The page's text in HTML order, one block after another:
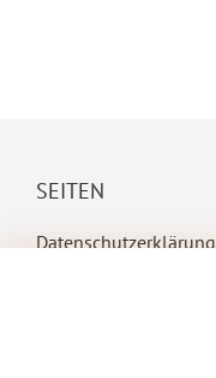
SEITEN
Datenschutzerklärung